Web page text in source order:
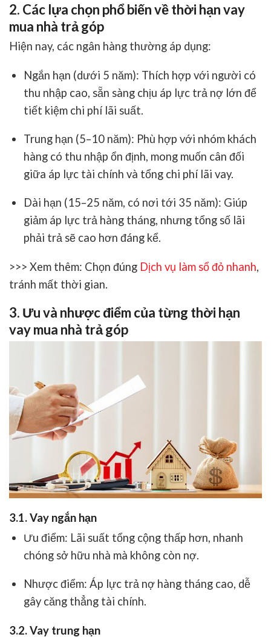
2. Các lựa chọn phổ biến về thời hạn vay
mua nhà trả góp
Hiện nay, các ngân hàng thường áp dụng:
Ngắn hạn (dưới 5 năm): Thích hợp với người có
thu nhập cao, sẵn sàng chịu áp lực trả nợ lớn để
tiết kiệm chi phí lãi suất.
Trung hạn (5–10 năm): Phù hợp với nhóm khách
hàng có thu nhập ổn định, mong muốn cân đối
giữa áp lực tài chính và tổng chi phí lãi vay.
Dài hạn (15–25 năm, có nơi tới 35 năm): Giúp
giảm áp lực trả hàng tháng, nhưng tổng số lãi
phải trả sẽ cao hơn đáng kể.
>>> Xem thêm: Chọn đúng Dịch vụ làm sổ đỏ nhanh,
tránh mất thời gian.
3. Ưu và nhược điểm của từng thời hạn
vay mua nhà trả góp
3.1. Vay ngắn hạn
Ưu điểm: Lãi suất tổng cộng thấp hơn, nhanh
chóng sở hữu nhà mà không còn nợ.
Nhược điểm: Áp lực trả nợ hàng tháng cao, dễ
gây căng thẳng tài chính.
3.2. Vay trung hạn